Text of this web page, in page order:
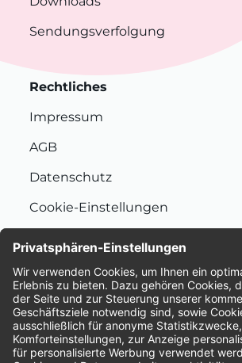
Sendungsverfolgung
Rechtliches
Impressum
AGB
Datenschutz
Cookie-Einstellungen
Bewertungen